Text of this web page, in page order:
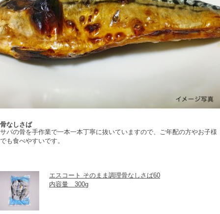
骨なしさば
サバの骨を手作業で一本一本丁寧に抜いていますので、ご年配の方やお子様
でも食べやすいです。
エスコート そのまま調理骨なしさば60
内容量　300g